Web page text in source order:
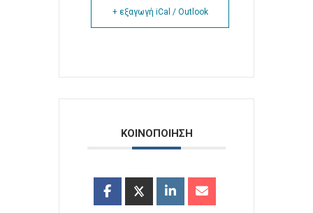
+ εξαγωγή iCal / Outlook
ΚΟΙΝΟΠΟΙΗΣΗ